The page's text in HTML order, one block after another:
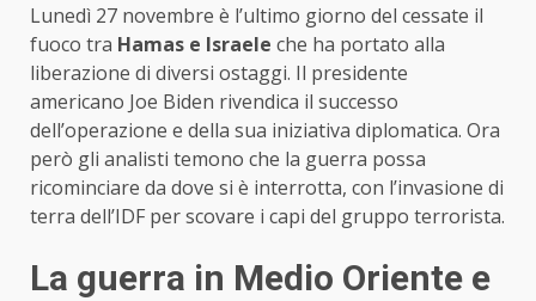
Lunedì 27 novembre è l’ultimo giorno del cessate il
fuoco tra Hamas e Israele che ha portato alla
liberazione di diversi ostaggi. Il presidente
americano Joe Biden rivendica il successo
dell’operazione e della sua iniziativa diplomatica. Ora
però gli analisti temono che la guerra possa
ricominciare da dove si è interrotta, con l’invasione di
terra dell’IDF per scovare i capi del gruppo terrorista.
La guerra in Medio Oriente e